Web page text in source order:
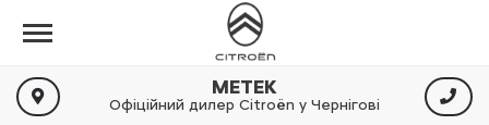
МЕТЕК
Офіційний дилер Citroën у Чернігові